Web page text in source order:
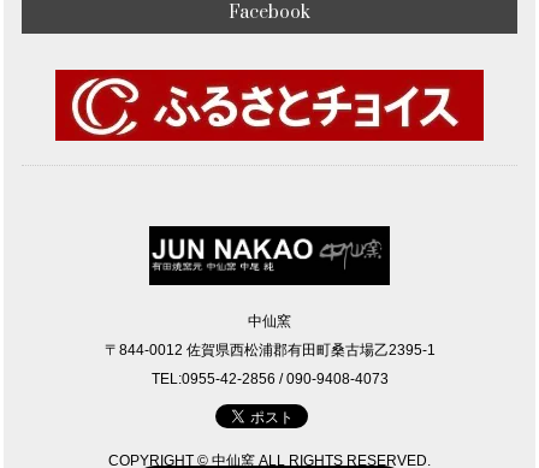
Facebook
中仙窯
〒844-0012 佐賀県西松浦郡有田町桑古場乙2395-1
TEL:0955-42-2856 / 090-9408-4073
COPYRIGHT © 中仙窯 ALL RIGHTS RESERVED.